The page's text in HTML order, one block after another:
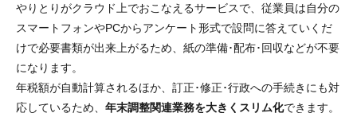
やりとりがクラウド上でおこなえるサービスで、従業員は自分の
スマートフォンやPCからアンケート形式で設問に答えていくだ
けで必要書類が出来上がるため、紙の準備･配布･回収などが不要
になります。
年税額が自動計算されるほか、訂正･修正･行政への手続きにも対
応しているため、 年末調整関連業務を大きくスリム化できます。